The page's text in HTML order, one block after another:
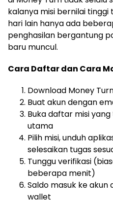
kalanya misi bernilai
hari lain hanya ada
penghasilan bergantung
baru muncul.
Cara Daftar dan Cara
Download Money
Buat akun dengan
Buka daftar misi
utama
Pilih misi, unduh
selesaikan tugas
Tunggu verifikasi
beberapa menit)
Saldo masuk ke akun
wallet